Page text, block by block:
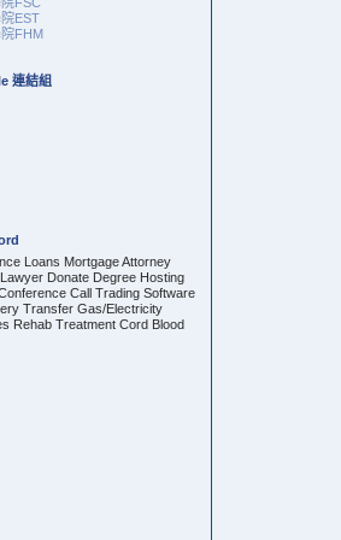
EST
FHM
連結組
Loans Mortgage Attorney
Donate Degree Hosting
Call Trading Software
Transfer Gas/Electricity
Rehab Treatment Cord Blood